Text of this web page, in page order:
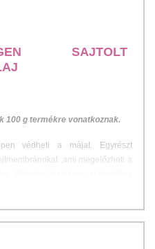
SAJTOLT
100 g termékre vonatkoznak.
védheti a májat. Egyrészt
,ami megelőzheti a
szabad gyököket.
Májnagyobbodás és